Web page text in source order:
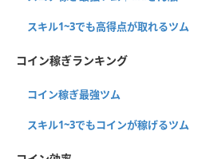
スキル1~3でも高得点が取れるツム
コイン稼ぎランキング
コイン稼ぎ最強ツム
スキル1~3でもコインが稼げるツム